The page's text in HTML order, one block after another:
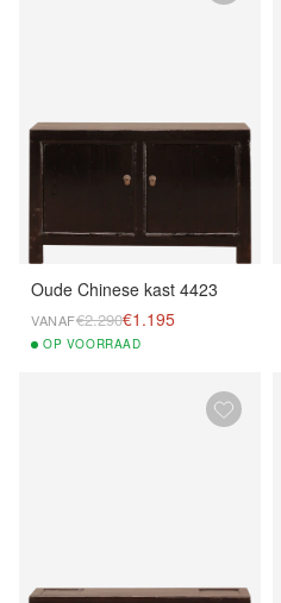
Oude Chinese kast 4423
VANAF€2.290€1.195
OP VOORRAAD